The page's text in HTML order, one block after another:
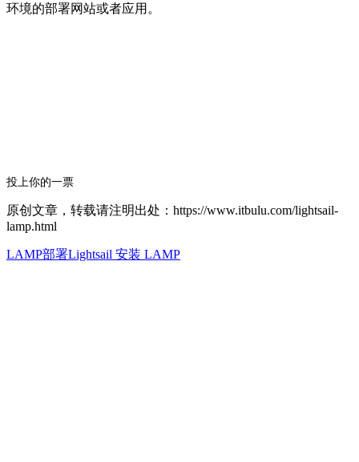
环境的部署网站或者应用。
投上你的一票
原创文章，转载请注明出处：https://www.itbulu.com/lightsail-
lamp.html
LAMP部署Lightsail 安装 LAMP